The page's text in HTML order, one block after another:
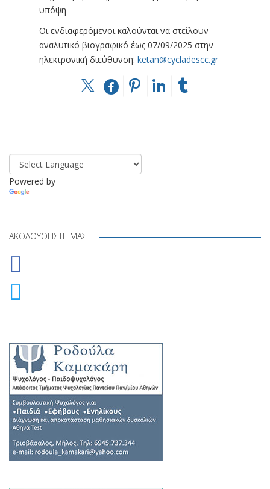
υπόψη
Οι ενδιαφερόμενοι καλούνται να στείλουν
αναλυτικό βιογραφικό έως 07/09/2025 στην
ηλεκτρονική διεύθυνση: ketan@cycladescc.gr
Powered by
ΑΚΟΛΟΥΘΉΣΤΕ ΜΑΣ